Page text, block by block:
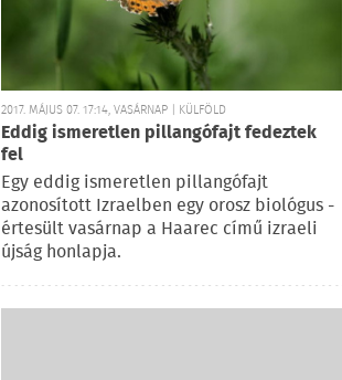
2017. MÁJUS 07. 17:14, VASÁRNAP | KÜLFÖLD
Eddig ismeretlen pillangófajt fedeztek
fel
Egy eddig ismeretlen pillangófajt
azonosított Izraelben egy orosz biológus -
értesült vasárnap a Haarec című izraeli
újság honlapja.